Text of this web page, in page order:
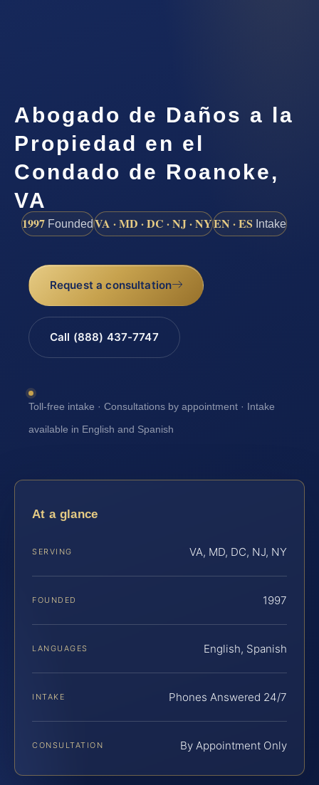
Abogado de Daños a la
Propiedad en el
Condado de Roanoke,
VA
1997 FoundedVA · MD · DC · NJ · NYEN · ES Intake
Request a consultation
Call (888) 437-7747
Toll-free intake · Consultations by appointment · Intake
available in English and Spanish
At a glance
SERVING VA, MD, DC, NJ, NY
FOUNDED 1997
LANGUAGES English, Spanish
INTAKE Phones Answered 24/7
CONSULTATION By Appointment Only